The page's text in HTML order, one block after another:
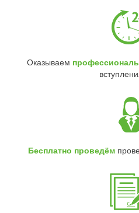
Оказываем
Бесплатно проведём